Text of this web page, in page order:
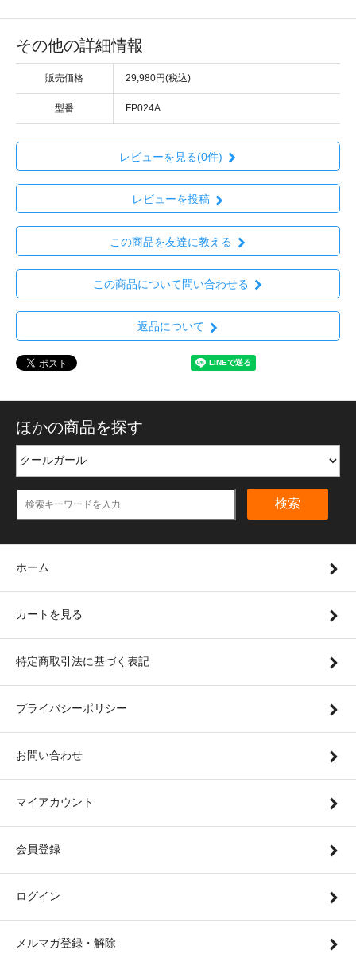
その他の詳細情報
販売価格 29,980円(税込)
型番 FP024A
レビューを見る(0件)
レビューを投稿
この商品を友達に教える
この商品について問い合わせる
返品について
ほかの商品を探す
検索
ホーム
カートを見る
特定商取引法に基づく表記
プライバシーポリシー
お問い合わせ
マイアカウント
会員登録
ログイン
メルマガ登録・解除